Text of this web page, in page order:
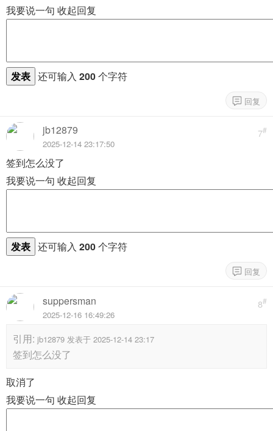
我要说一句 收起回复
发表 还可输入 200个字符
7#
jb12879
2025-12-14 23:17:50
签到怎么没了
我要说一句 收起回复
发表 还可输入 200个字符
8#
suppersman
2025-12-16 16:49:26
引用: jb12879 发表于 2025-12-14 23:17
签到怎么没了
取消了
我要说一句 收起回复